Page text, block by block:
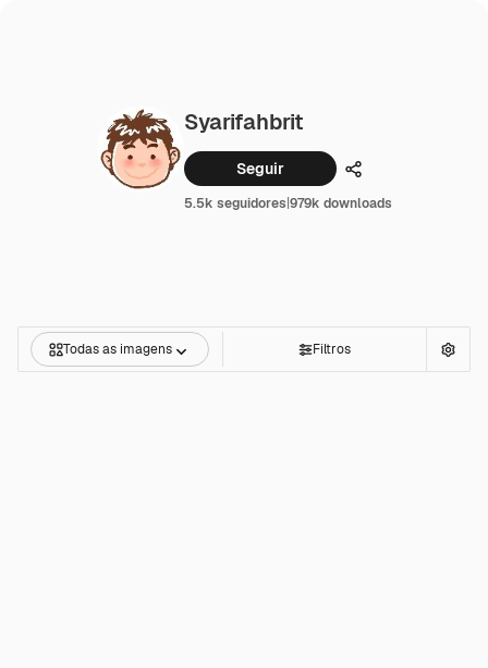
Syarifahbrit
Seguir Compartilhar
5.5k seguidores|979k downloads
Todas as imagens Filtros